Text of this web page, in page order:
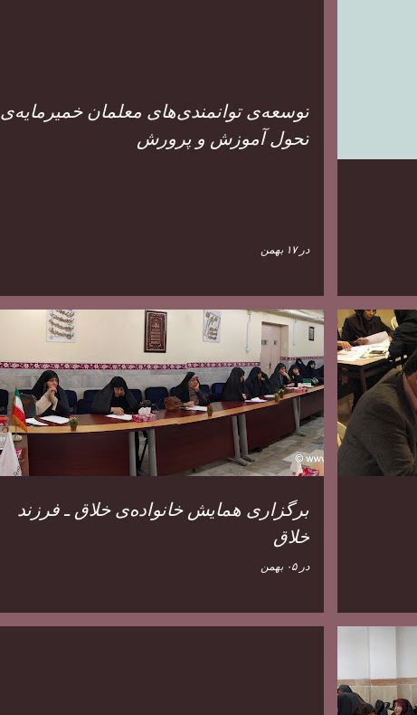
توسعه‌ی​ توانمندی‌های​ معلمان خمیرمایه‌ی​
تحول آموزش و پرورش
در۱۷ بهمن
برگزاری همایش خانواده‌ی خلاق ـ فرزند
خلاق
در۰۵ بهمن